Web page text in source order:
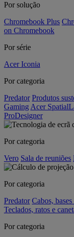
Por solução
Chromebook Plus
on Chromebook
Por série
Acer Iconia
Por categoria
Predator Produtos
Gaming Acer
ProDesigner
Por categoria
Vero Sala de reuniões
Por categoria
Predator Cabos,
Teclados, ratos e
Por categoria